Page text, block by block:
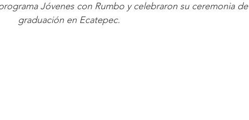
Jóvenes con Rumbo y celebraron su ceremonia de
graduación en Ecatepec.